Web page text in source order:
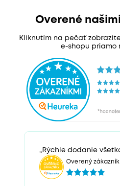
Overené
Kliknutím na pečať
e-shopu priamo
„Rýchle dodanie
Overený